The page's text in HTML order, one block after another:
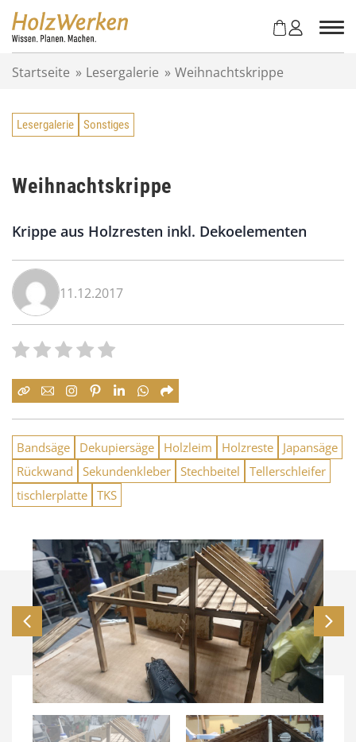
Startseite » Lesergalerie » Weihnachtskrippe
Lesergalerie Sonstiges
Weihnachtskrippe
Krippe aus Holzresten inkl. Dekoelementen
11.12.2017
Bandsäge Dekupiersäge Holzleim Holzreste
Japansäge
Rückwand
Sekundenkleber Stechbeitel
Tellerschleifer
tischlerplatte TKS